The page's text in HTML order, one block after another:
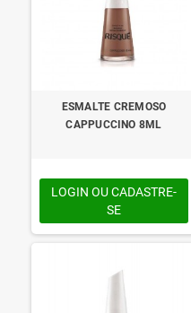
ESMALTE CREMOSO
CAPPUCCINO 8ML
LOGIN OU CADASTRE-
SE